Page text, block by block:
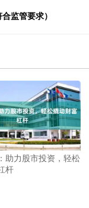
监管要求）
助力股市投资，轻松
杆